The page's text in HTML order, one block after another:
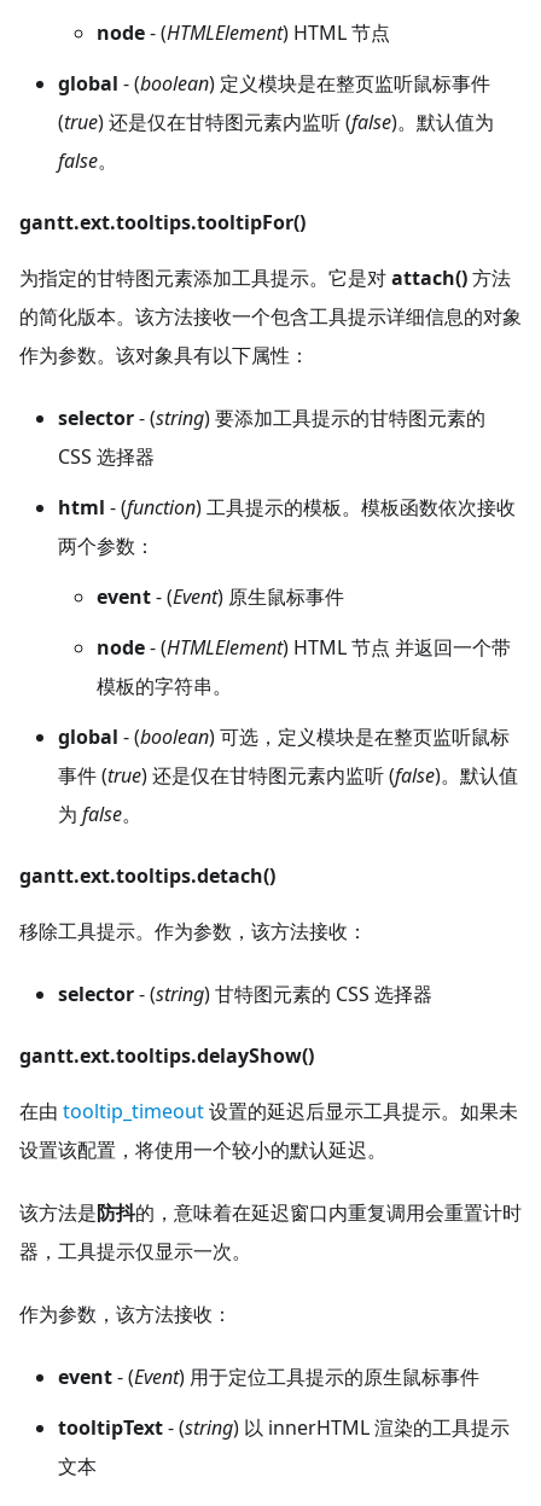
node- (HTMLElement) HTML 节点
global - (boolean) 定义模块是在整页监听鼠标事件
(true) 还是仅在甘特图元素内监听 (false)。默认值为
false。
gantt.ext.tooltips.tooltipFor()
为指定的甘特图元素添加工具提示。它是对attach()方法
的简化版本。该方法接收一个包含工具提示详细信息的对象
作为参数。该对象具有以下属性：
selector- (string) 要添加工具提示的甘特图元素的
CSS 选择器
html - (function) 工具提示的模板。模板函数依次接收
两个参数：
event- (Event) 原生鼠标事件
node- (HTMLElement) HTML 节点 并返回一个带
模板的字符串。
global - (boolean) 可选，定义模块是在整页监听鼠标
事件 (true) 还是仅在甘特图元素内监听 (false)。默认值
为 false。
gantt.ext.tooltips.detach()
移除工具提示。作为参数，该方法接收：
selector- (string) 甘特图元素的 CSS 选择器
gantt.ext.tooltips.delayShow()
在由 tooltip_timeout设置的延迟后显示工具提示。如果未
设置该配置，将使用一个较小的默认延迟。
该方法是防抖的，意味着在延迟窗口内重复调用会重置计时
器，工具提示仅显示一次。
作为参数，该方法接收：
event- (Event) 用于定位工具提示的原生鼠标事件
tooltipText- (string) 以 innerHTML 渲染的工具提示
文本